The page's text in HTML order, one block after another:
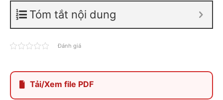
Tóm tắt nội dung
Đánh giá
Tải/Xem file PDF